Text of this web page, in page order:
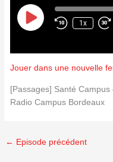
Play
Episode
1x
Jouer dans une nouvelle
[Passages] Santé
Radio Campus Bordeaux
← Episode précédent